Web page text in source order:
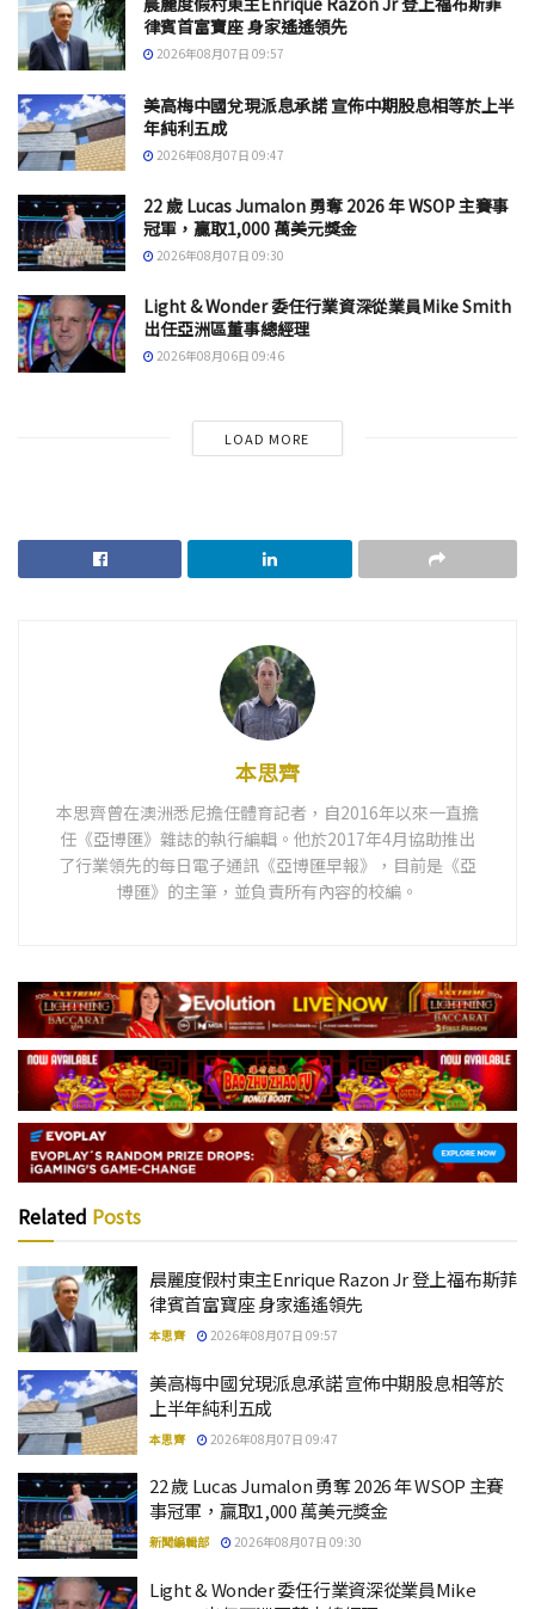
律賓首富寶座 身家遙遙領先
2026年08月07日 09:57
美高梅中國兌現派息承諾 宣佈中期股息相等於上半
年純利五成
2026年08月07日 09:47
22 歲 Lucas Jumalon 勇奪 2026 年 WSOP 主賽事
冠軍，贏取1,000 萬美元獎金
2026年08月07日 09:30
Light & Wonder 委任行業資深從業員Mike Smith
出任亞洲區董事總經理
2026年08月06日 09:46
LOAD MORE
本思齊
本思齊曾在澳洲悉尼擔任體育記者，自2016年以來一直擔
任《亞博匯》雜誌的執行編輯。他於2017年4月協助推出
了行業領先的每日電子通訊《亞博匯早報》，目前是《亞
博匯》的主筆，並負責所有內容的校編。
Related Posts
晨麗度假村東主Enrique Razon Jr 登上福布斯菲
律賓首富寶座 身家遙遙領先
本思齊 2026年08月07日 09:57
美高梅中國兌現派息承諾 宣佈中期股息相等於
上半年純利五成
本思齊 2026年08月07日 09:47
22 歲 Lucas Jumalon 勇奪 2026 年 WSOP 主賽
事冠軍，贏取1,000 萬美元獎金
新聞編輯部 2026年08月07日 09:30
Light & Wonder 委任行業資深從業員Mike